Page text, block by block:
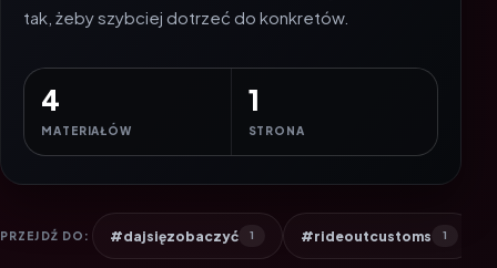
tak, żeby szybciej dotrzeć do konkretów.
4
MATERIAŁÓW
1
STRONA
PRZEJDŹ DO: #dajsięzobaczyć 1 #rideoutcustoms 1